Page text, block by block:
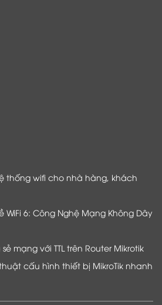
thống wifi cho nhà hàng, khách
WiFi 6: Công Nghệ Mạng Không Dây
mạng với TTL trên Router Mikrotik
cấu hình thiết bị MikroTik nhanh